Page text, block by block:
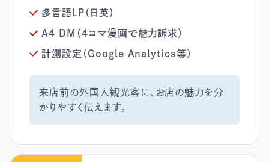
多言語LP（日英）
A4 DM（4コマ漫画で魅力訴求）
計測設定（Google Analytics等）
来店前の外国人観光客に、お店の魅力を分
かりやすく伝えます。